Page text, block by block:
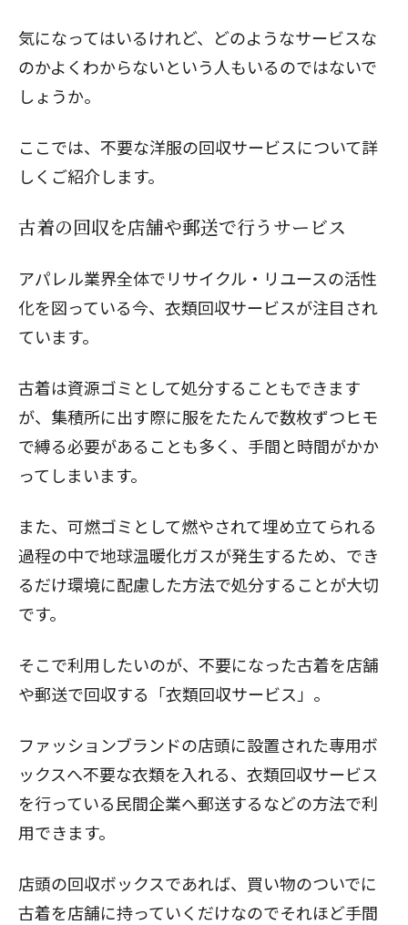
気になってはいるけれど、どのようなサービスな
のかよくわからないという人もいるのではないで
しょうか。
ここでは、不要な洋服の回収サービスについて詳
しくご紹介します。
古着の回収を店舗や郵送で行うサービス
アパレル業界全体でリサイクル・リユースの活性
化を図っている今、衣類回収サービスが注目され
ています。
古着は資源ゴミとして処分することもできます
が、集積所に出す際に服をたたんで数枚ずつヒモ
で縛る必要があることも多く、手間と時間がかか
ってしまいます。
また、可燃ゴミとして燃やされて埋め立てられる
過程の中で地球温暖化ガスが発生するため、でき
るだけ環境に配慮した方法で処分することが大切
です。
そこで利用したいのが、不要になった古着を店舗
や郵送で回収する「衣類回収サービス」。
ファッションブランドの店頭に設置された専用ボ
ックスへ不要な衣類を入れる、衣類回収サービス
を行っている民間企業へ郵送するなどの方法で利
用できます。
店頭の回収ボックスであれば、買い物のついでに
古着を店舗に持っていくだけなのでそれほど手間